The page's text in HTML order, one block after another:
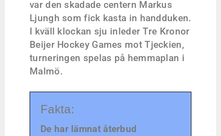
var den skadade centern Markus
Ljungh som fick kasta in handduken.
I kväll klockan sju inleder Tre Kronor
Beijer Hockey Games mot Tjeckien,
turneringen spelas på hemmaplan i
Malmö.
Fakta:
De har lämnat återbud